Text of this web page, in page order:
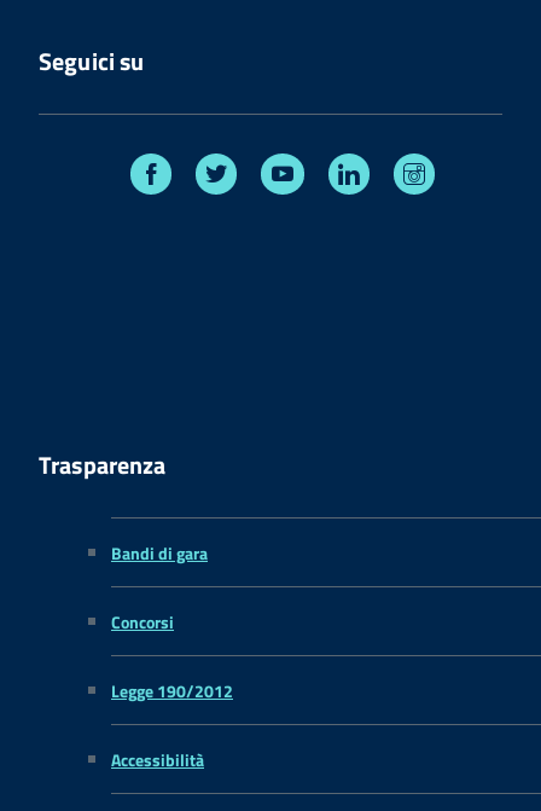
Seguici su
Facebook Twitter Youtube Linkedin
Trasparenza
Bandi di gara
Concorsi
Legge 190/2012
Accessibilità